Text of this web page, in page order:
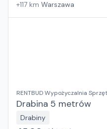
+117 km Warszawa
RENTBUD Wypożyczalnia
Elektronarzędzi
Drabina 5 metrów
Drabiny